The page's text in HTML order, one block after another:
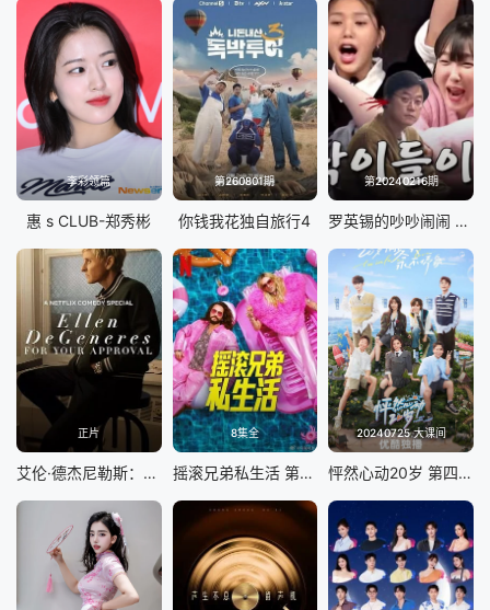
李彩领篇
惠 s CLUB-郑秀彬
第260801期
你钱我花独自旅行4
第20240216期
罗英锡的吵吵闹闹 蹦蹦地球游戏厅篇
正片
艾伦·德杰尼勒斯：请你许可
8集全
摇滚兄弟私生活 第二季
20240725 大课间
怦然心动20岁 第四季